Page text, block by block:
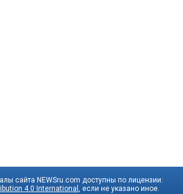
сайта NEWSru.com доступны по лицензии:
4.0 International
, если не указано иное.